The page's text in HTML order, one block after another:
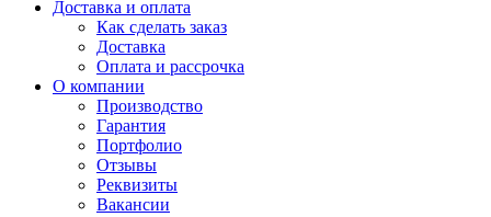
Доставка и оплата
Как сделать заказ
Доставка
Оплата и рассрочка
О компании
Производство
Гарантия
Портфолио
Отзывы
Реквизиты
Вакансии